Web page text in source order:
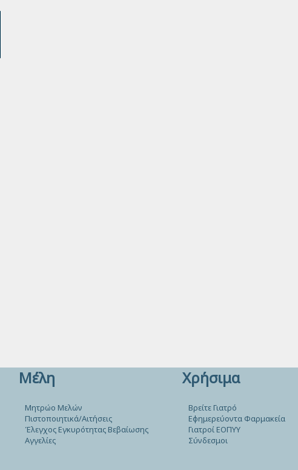
Μέλη
Μητρώο Μελών
Πιστοποιητικά/Αιτήσεις
Έλεγχος Εγκυρότητας Βεβαίωσης
Αγγελίες
Χρήσιμα
Βρείτε Γιατρό
Εφημερεύοντα Φαρμακεία
Γιατροί ΕΟΠΥΥ
Σύνδεσμοι